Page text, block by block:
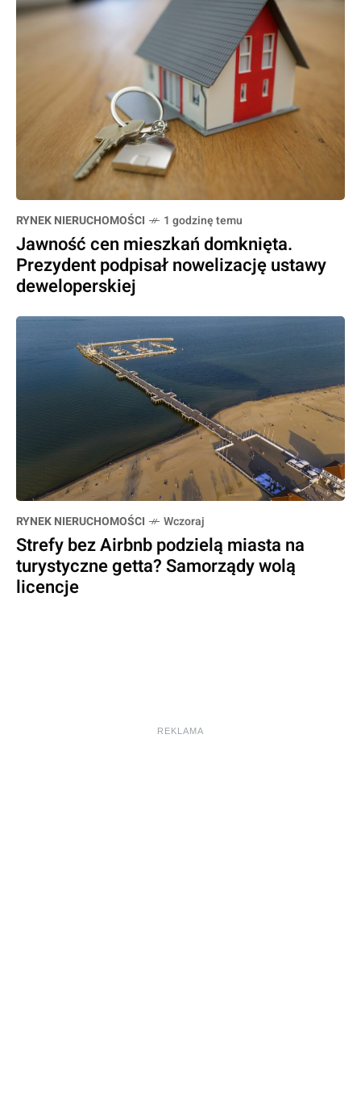
RYNEK NIERUCHOMOŚCI 1 godzinę temu
Jawność cen mieszkań domknięta.
Prezydent podpisał nowelizację ustawy
deweloperskiej
RYNEK NIERUCHOMOŚCI Wczoraj
Strefy bez Airbnb podzielą miasta na
turystyczne getta? Samorządy wolą
licencje
REKLAMA